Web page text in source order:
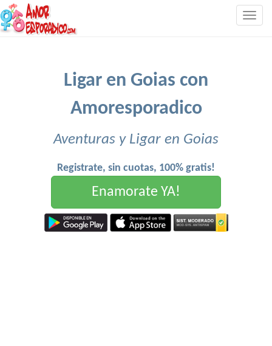
Ligar en Goias con
Amoresporadico
Aventuras y Ligar en Goias
Registrate, sin cuotas, 100% gratis!
Enamorate YA!